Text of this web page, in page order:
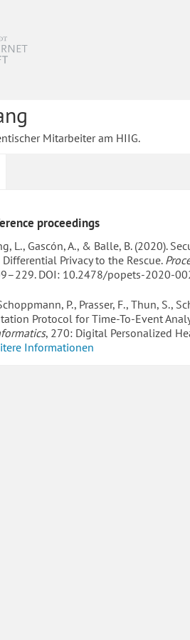
Mitarbeiter am HIIG.
proceedings
L., Gascón, A., & Balle, B. (2020).
Privacy to the Rescue.
DOI: 10.2478/popets-2020-
P., Prasser, F., Thun, S.,
Protocol for Time-To-Event
, 270: Digital Personalized
Informationen